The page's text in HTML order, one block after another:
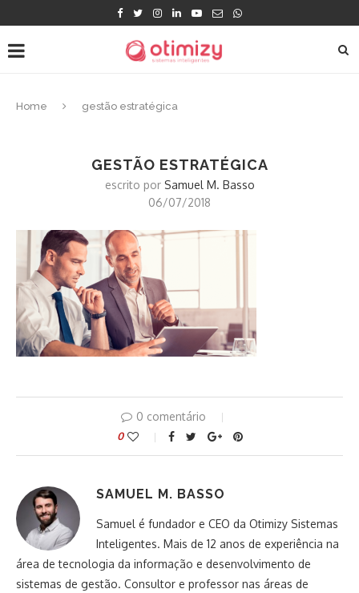
Home gestão estratégica
GESTÃO ESTRATÉGICA
escrito por Samuel M. Basso
06/07/2018
0 comentário
0
SAMUEL M. BASSO
Samuel é fundador e CEO da Otimizy Sistemas
Inteligentes. Mais de 12 anos de experiência na
área de tecnologia da informação e desenvolvimento de
sistemas de gestão. Consultor e professor nas áreas de